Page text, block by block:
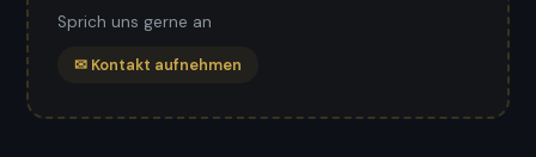
Sprich uns gerne an
✉ Kontakt aufnehmen